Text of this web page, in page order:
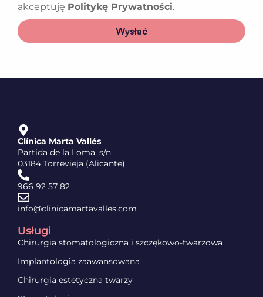
akceptuję Politykę Prywatności.
Wysłać
Clínica Marta Vallés
Partida de la Loma, s/n
03184 Torrevieja (Alicante)
966 92 57 82
info@clinicamartavalles.com
Usługi
Chirurgia stomatologiczna i szczękowo-twarzowa
Implantologia zaawansowana
Chirurgia estetyczna twarzy